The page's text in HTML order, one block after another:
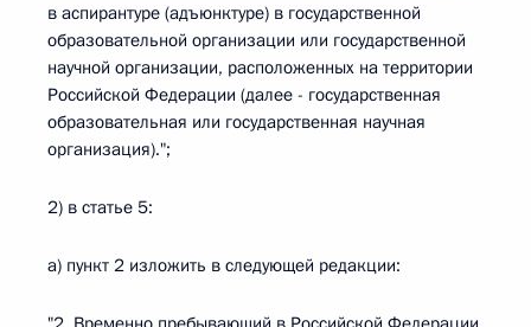
в аспирантуре (адъюнктуре) в государственной
образовательной организации или государственной
научной организации, расположенных на территории
Российской Федерации (далее - государственная
образовательная или государственная научная
организация).";
2) в статье 5:
а) пункт 2 изложить в следующей редакции: